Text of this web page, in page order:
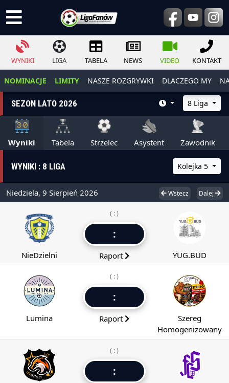
WYNIKI LIGA TABELA NEWS VIDEO KONTAKT
NOMINACJE LIMITY NASZE ROZGRYWKI DLACZEGO MY
SEZON LATO 2026 8 Liga
Wyniki Tabela Strzelec Asystent Zawodnik
WYNIKI : 8 LIGA Kolejka 5
Niedziela, 9 Sierpień 2026 Wstecz Dalej
NieDzielni
( : )
:
Raport YUG.BUD
Lumina
( : )
:
Raport
Szereg
Homogenizowany
( : )
: